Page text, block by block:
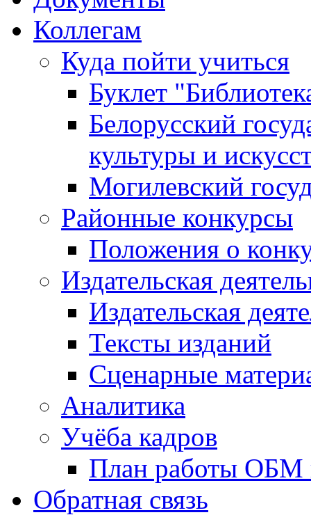
Коллегам
Куда пойти учиться
Буклет
Белорусский
культуры и
Могилевский
Районные конкурсы
Положения о
Издательская
Издательская
Тексты изданий
Сценарные
Аналитика
Учёба кадров
План работы ОБМ
Обратная связь